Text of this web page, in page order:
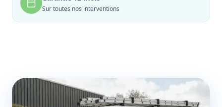
Sur toutes nos interventions